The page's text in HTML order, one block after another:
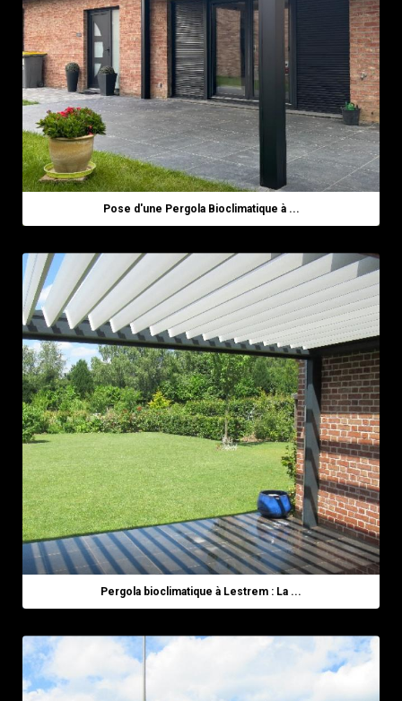
Pose d'une Pergola Bioclimatique à ...
Pergola bioclimatique à Lestrem : La ...